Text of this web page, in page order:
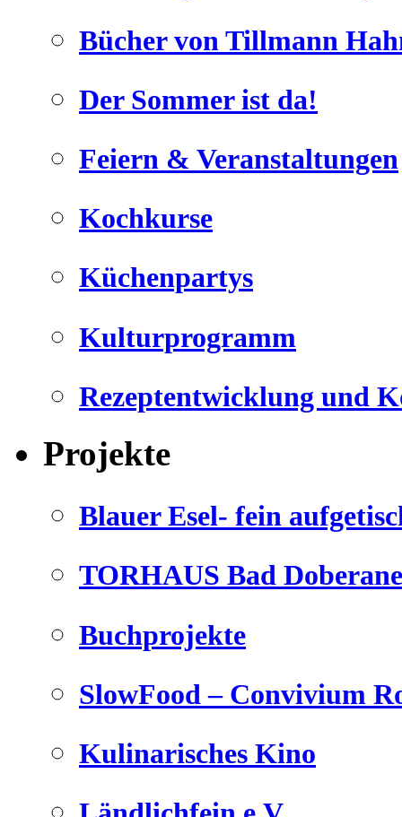
Bücher von Tillmann
Der Sommer ist da!
Feiern & Veranstaltungen
Kochkurse
Küchenpartys
Kulturprogramm
Rezeptentwicklung und
Projekte
Blauer Esel- fein
TORHAUS Bad
Buchprojekte
SlowFood – Convivium
Kulinarisches Kino